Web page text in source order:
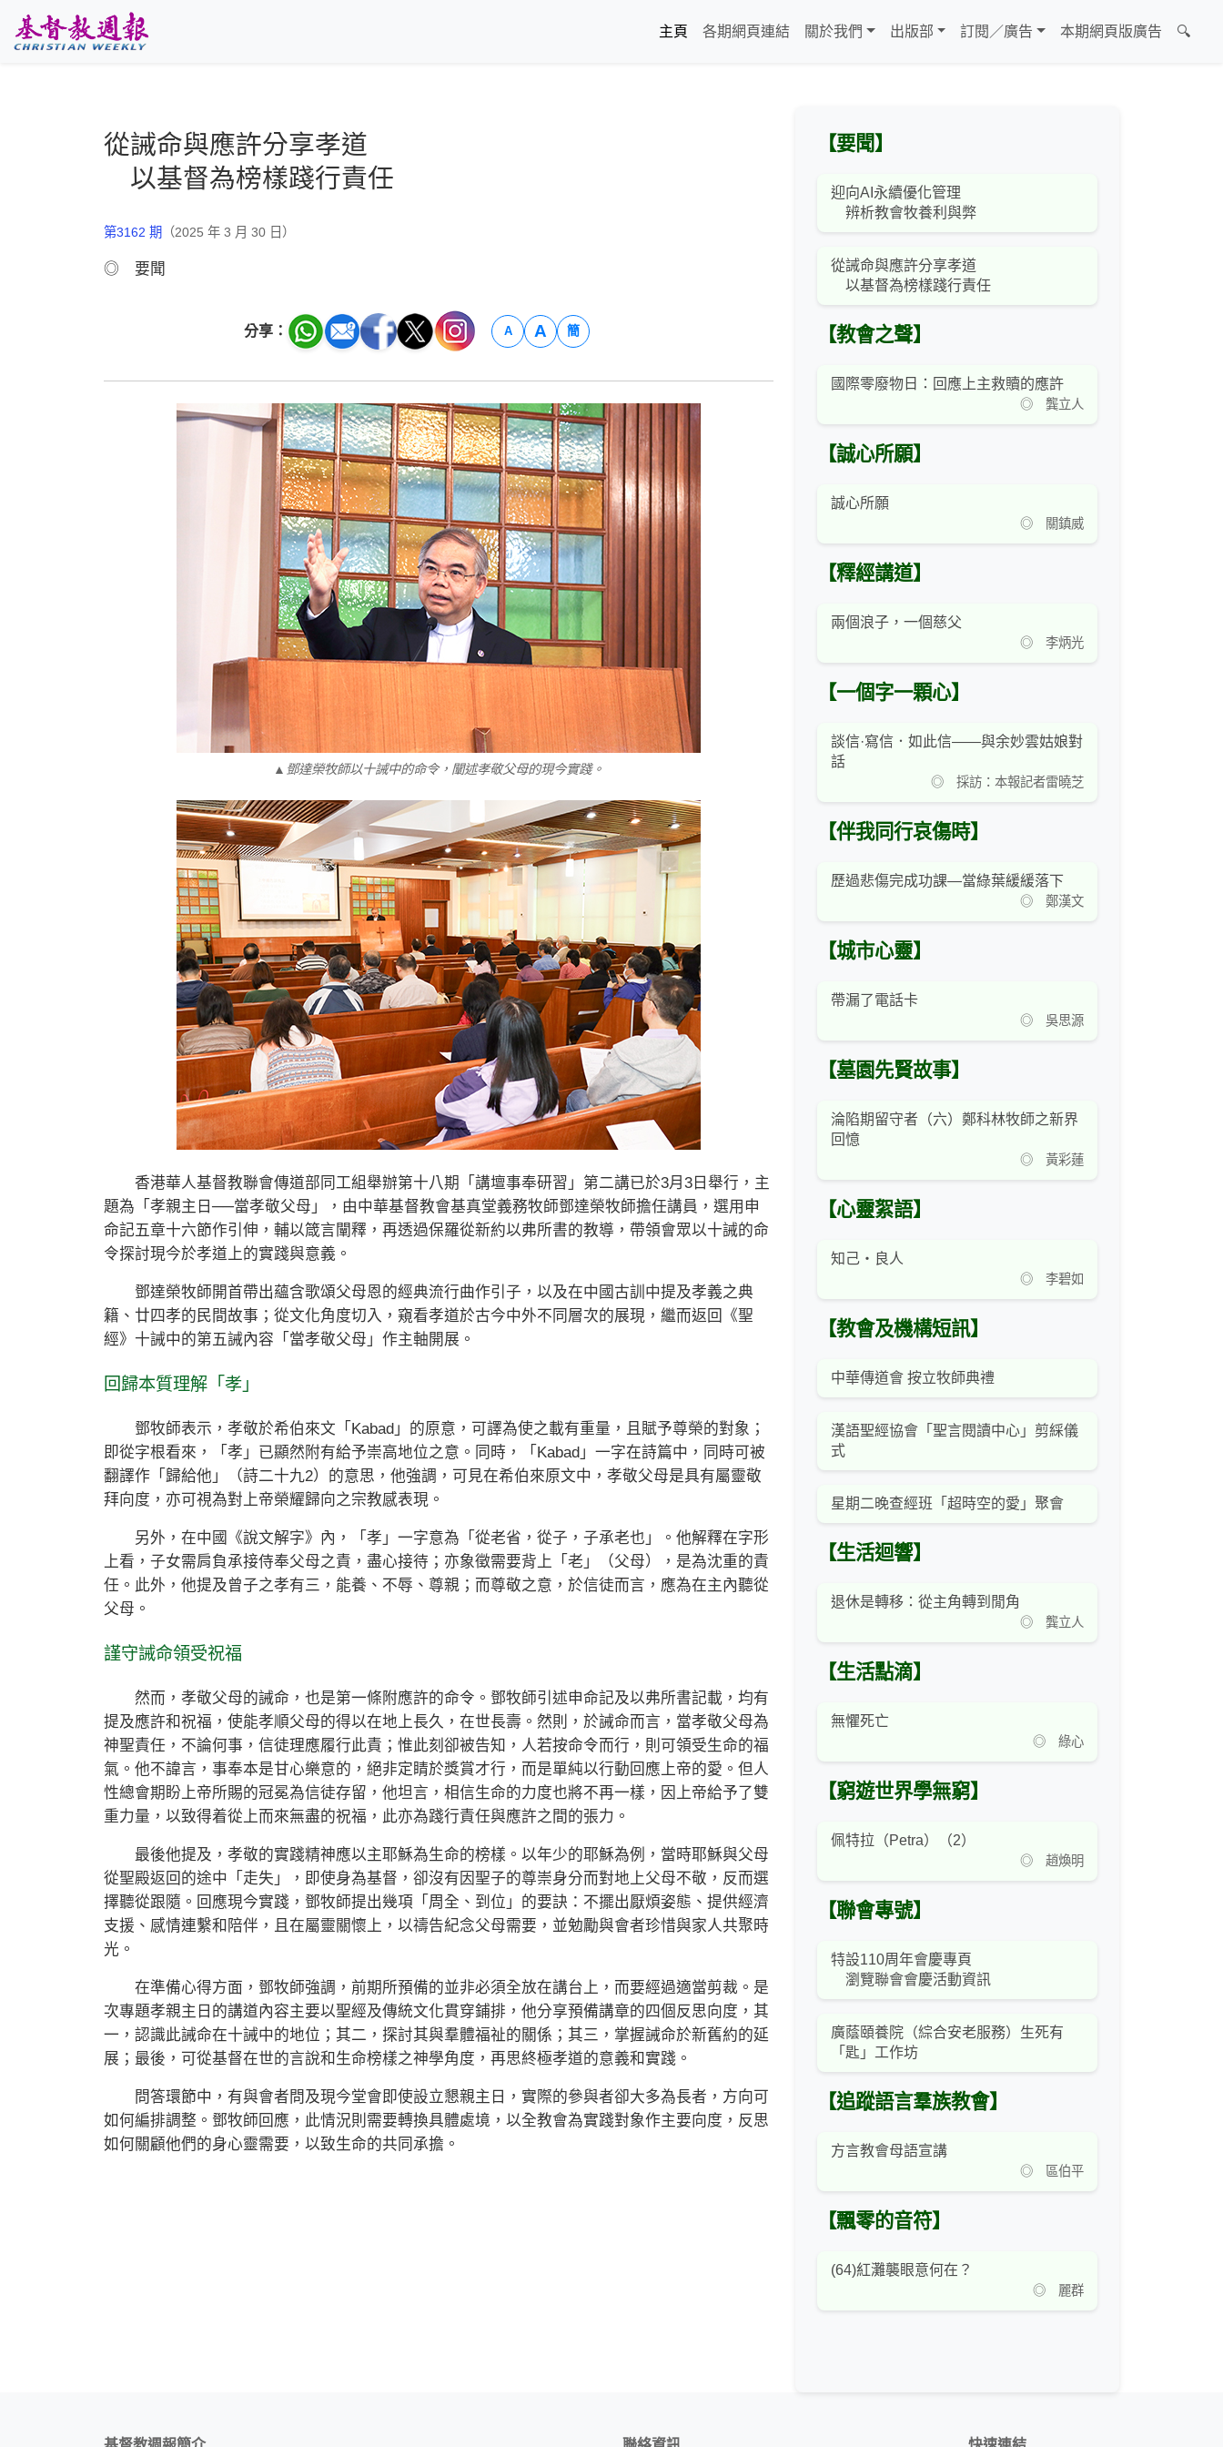
主頁
各期網頁連結 關於我們 出版部 訂閱／廣告 本期網頁版廣告 🔍
從誡命與應許分享孝道
以基督為榜樣踐行責任
第3162 期 （2025 年 3 月 30 日）
◎ 要聞
分享： A A 簡
▲鄧達榮牧師以十誡中的命令，闡述孝敬父母的現今實踐。
香港華人基督教聯會傳道部同工組舉辦第十八期「講壇事奉研習」第二講已於3月3日舉行，主
題為「孝親主日──當孝敬父母」，由中華基督教會基真堂義務牧師鄧達榮牧師擔任講員，選用申
命記五章十六節作引伸，輔以箴言闡釋，再透過保羅從新約以弗所書的教導，帶領會眾以十誡的命
令探討現今於孝道上的實踐與意義。
鄧達榮牧師開首帶出蘊含歌頌父母恩的經典流行曲作引子，以及在中國古訓中提及孝義之典
籍、廿四孝的民間故事；從文化角度切入，窺看孝道於古今中外不同層次的展現，繼而返回《聖
經》十誡中的第五誡內容「當孝敬父母」作主軸開展。
回歸本質理解「孝」
鄧牧師表示，孝敬於希伯來文「Kabad」的原意，可譯為使之載有重量，且賦予尊榮的對象；
即從字根看來，「孝」已顯然附有給予崇高地位之意。同時，「Kabad」一字在詩篇中，同時可被
翻譯作「歸給他」（詩二十九2）的意思，他強調，可見在希伯來原文中，孝敬父母是具有屬靈敬
拜向度，亦可視為對上帝榮耀歸向之宗教感表現。
另外，在中國《說文解字》內，「孝」一字意為「從老省，從子，子承老也」。他解釋在字形
上看，子女需肩負承接侍奉父母之責，盡心接待；亦象徵需要背上「老」（父母），是為沈重的責
任。此外，他提及曾子之孝有三，能養、不辱、尊親；而尊敬之意，於信徒而言，應為在主內聽從
父母。
謹守誡命領受祝福
然而，孝敬父母的誡命，也是第一條附應許的命令。鄧牧師引述申命記及以弗所書記載，均有
提及應許和祝福，使能孝順父母的得以在地上長久，在世長壽。然則，於誡命而言，當孝敬父母為
神聖責任，不論何事，信徒理應履行此責；惟此刻卻被告知，人若按命令而行，則可領受生命的福
氣。他不諱言，事奉本是甘心樂意的，絕非定睛於獎賞才行，而是單純以行動回應上帝的愛。但人
性總會期盼上帝所賜的冠冕為信徒存留，他坦言，相信生命的力度也將不再一樣，因上帝給予了雙
重力量，以致得着從上而來無盡的祝福，此亦為踐行責任與應許之間的張力。
最後他提及，孝敬的實踐精神應以主耶穌為生命的榜樣。以年少的耶穌為例，當時耶穌與父母
從聖殿返回的途中「走失」，即使身為基督，卻沒有因聖子的尊崇身分而對地上父母不敬，反而選
擇聽從跟隨。回應現今實踐，鄧牧師提出幾項「周全、到位」的要訣：不擺出厭煩姿態、提供經濟
支援、感情連繫和陪伴，且在屬靈關懷上，以禱告紀念父母需要，並勉勵與會者珍惜與家人共聚時
光。
在準備心得方面，鄧牧師強調，前期所預備的並非必須全放在講台上，而要經過適當剪裁。是
次專題孝親主日的講道內容主要以聖經及傳統文化貫穿鋪排，他分享預備講章的四個反思向度，其
一，認識此誡命在十誡中的地位；其二，探討其與羣體福祉的關係；其三，掌握誡命於新舊約的延
展；最後，可從基督在世的言說和生命榜樣之神學角度，再思終極孝道的意義和實踐。
問答環節中，有與會者問及現今堂會即使設立懇親主日，實際的參與者卻大多為長者，方向可
如何編排調整。鄧牧師回應，此情況則需要轉換具體處境，以全教會為實踐對象作主要向度，反思
如何關顧他們的身心靈需要，以致生命的共同承擔。
【要聞】
迎向AI永續優化管理
辨析教會牧養利與弊
從誡命與應許分享孝道
以基督為榜樣踐行責任
【教會之聲】
國際零廢物日：回應上主救贖的應許
◎ 龔立人
【誠心所願】
誠心所願
◎ 關鎮威
【釋經講道】
兩個浪子，一個慈父
◎ 李炳光
【一個字一顆心】
談信·寫信．如此信——與余妙雲姑娘對
話
◎ 採訪：本報記者雷曉芝
【伴我同行哀傷時】
歷過悲傷完成功課—當綠葉緩緩落下
◎ 鄭漢文
【城市心靈】
帶漏了電話卡
◎ 吳思源
【墓園先賢故事】
淪陷期留守者（六）鄭科林牧師之新界
回憶
◎ 黃彩蓮
【心靈絮語】
知己‧良人
◎ 李碧如
【教會及機構短訊】
中華傳道會 按立牧師典禮
漢語聖經協會「聖言閱讀中心」剪綵儀
式
星期二晚查經班「超時空的愛」聚會
【生活迴響】
退休是轉移：從主角轉到閒角
◎ 龔立人
【生活點滴】
無懼死亡
◎ 綠心
【窮遊世界學無窮】
佩特拉（Petra）（2）
◎ 趙煥明
【聯會專號】
特設110周年會慶專頁
瀏覽聯會會慶活動資訊
廣蔭頤養院（綜合安老服務）生死有
「匙」工作坊
【追蹤語言羣族教會】
方言教會母語宣講
◎ 區伯平
【飄零的音符】
(64)紅灘襲眼意何在？
◎ 麗群